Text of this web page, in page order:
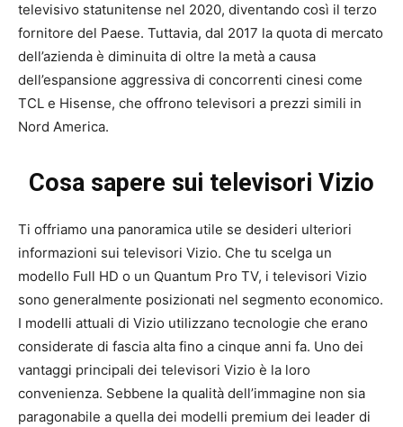
televisivo statunitense nel 2020, diventando così il terzo
fornitore del Paese. Tuttavia, dal 2017 la quota di mercato
dell’azienda è diminuita di oltre la metà a causa
dell’espansione aggressiva di concorrenti cinesi come
TCL e Hisense, che offrono televisori a prezzi simili in
Nord America.
Cosa sapere sui televisori Vizio
Ti offriamo una panoramica utile se desideri ulteriori
informazioni sui televisori Vizio. Che tu scelga un
modello Full HD o un Quantum Pro TV, i televisori Vizio
sono generalmente posizionati nel segmento economico.
I modelli attuali di Vizio utilizzano tecnologie che erano
considerate di fascia alta fino a cinque anni fa. Uno dei
vantaggi principali dei televisori Vizio è la loro
convenienza. Sebbene la qualità dell’immagine non sia
paragonabile a quella dei modelli premium dei leader di